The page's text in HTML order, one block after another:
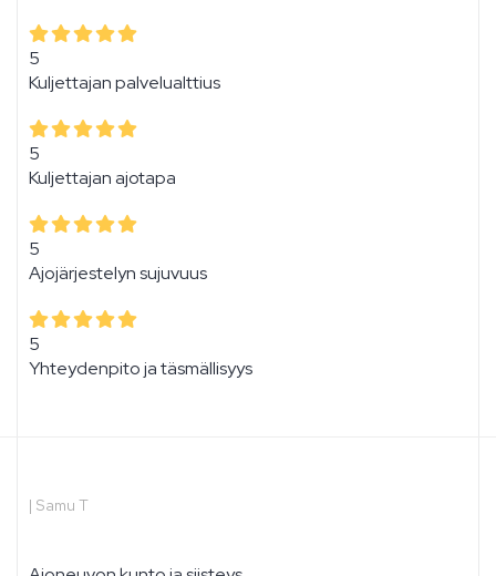
5
Kuljettajan palvelualttius
5
Kuljettajan ajotapa
5
Ajojärjestelyn sujuvuus
5
Yhteydenpito ja täsmällisyys
| Samu T